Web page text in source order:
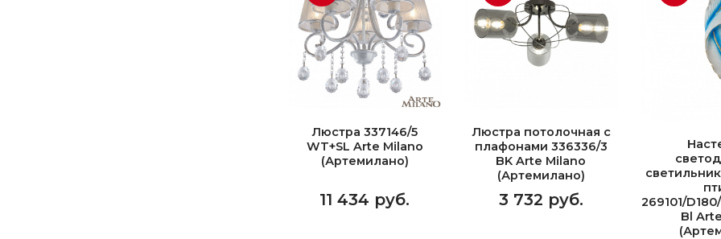
Люстра 337146/5
WT+SL Arte Milano
(Артемилано)
11 434 руб.
Люстра потолочная с
плафонами 336336/3
BK Arte Milano
(Артемилано)
3 732 руб.
269101/
Bl